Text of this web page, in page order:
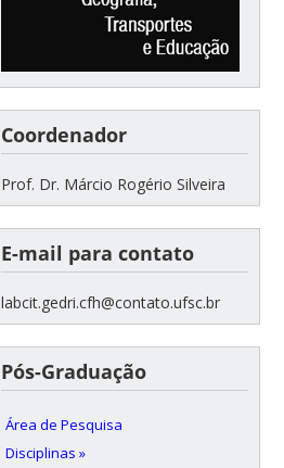
Coordenador
Prof. Dr. Márcio Rogério Silveira
E-mail para contato
labcit.gedri.cfh@contato.ufsc.br
Pós-Graduação
Área de Pesquisa
Disciplinas »